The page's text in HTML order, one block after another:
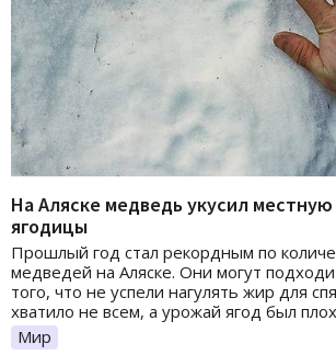
На Аляске медведь укусил
ягодицы
Прошлый год стал рекордным по
медведей на Аляске. Они могут
того, что не успели нагулять жир для
хватило не всем, а урожай ягод был
Мир